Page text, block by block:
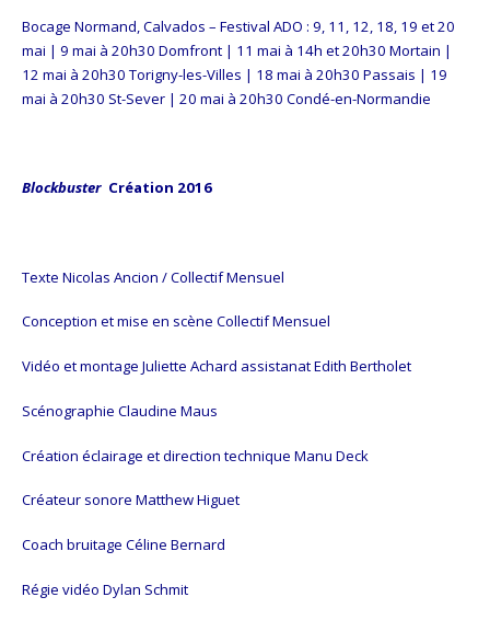
Bocage Normand, Calvados – Festival ADO : 9, 11, 12, 18, 19 et 20
mai | 9 mai à 20h30 Domfront | 11 mai à 14h et 20h30 Mortain |
12 mai à 20h30 Torigny-les-Villes | 18 mai à 20h30 Passais | 19
mai à 20h30 St-Sever | 20 mai à 20h30 Condé-en-Normandie
Blockbuster Création 2016
Texte Nicolas Ancion / Collectif Mensuel
Conception et mise en scène Collectif Mensuel
Vidéo et montage Juliette Achard assistanat Edith Bertholet
Scénographie Claudine Maus
Création éclairage et direction technique Manu Deck
Créateur sonore Matthew Higuet
Coach bruitage Céline Bernard
Régie vidéo Dylan Schmit